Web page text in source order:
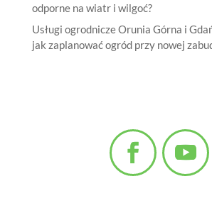
odporne na wiatr i wilgoć?
Usługi ogrodnicze Orunia Górna i
jak zaplanować ogród przy nowej